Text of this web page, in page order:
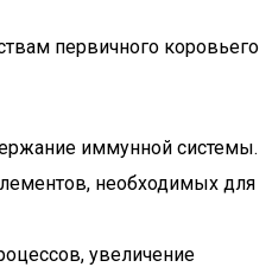
первичного коровьего
иммунной системы.
необходимых для
увеличение